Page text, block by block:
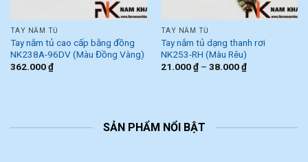
TAY NẮM TỦ
Tay nắm tủ cao cấp bằng đồng
NK238A-96DV (Màu Đồng Vàng)
362.000₫
TAY NẮM TỦ
Tay nắm tủ dạng thanh rơi
NK253-RH (Màu Rêu)
21.000₫– 38.000₫
SẢN PHẨM NỔI BẬT